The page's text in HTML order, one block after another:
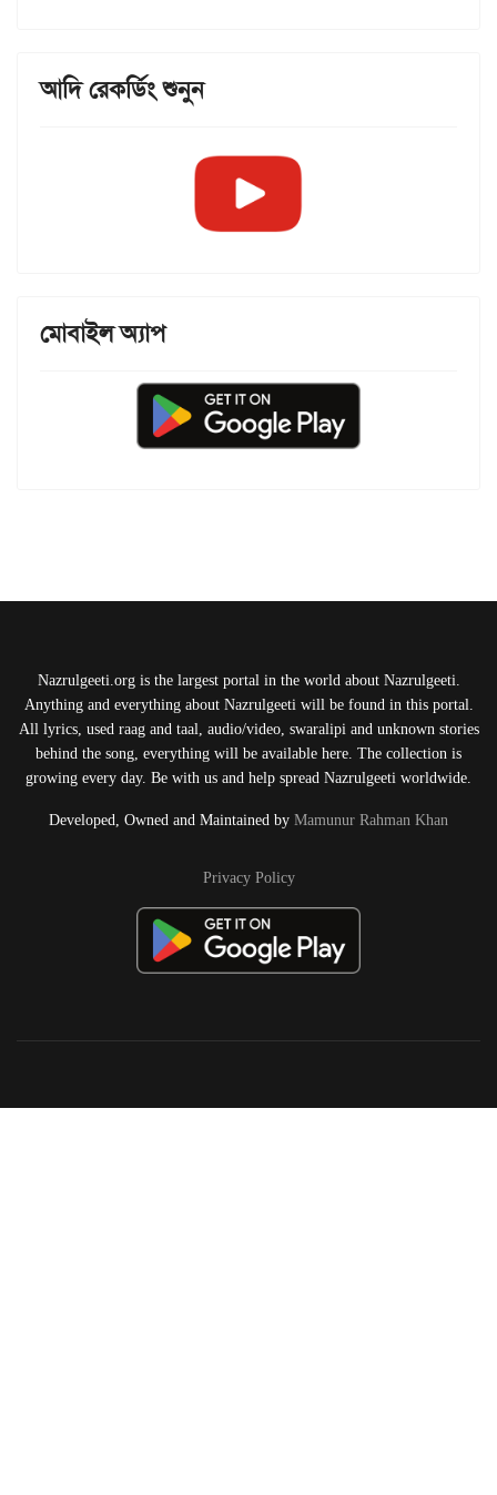
আদি রেকর্ডিং শুনুন
মোবাইল অ্যাপ
Nazrulgeeti.org is the largest portal in the world about Nazrulgeeti.
Anything and everything about Nazrulgeeti will be found in this portal.
All lyrics, used raag and taal, audio/video, swaralipi and unknown stories
behind the song, everything will be available here. The collection is
growing every day. Be with us and help spread Nazrulgeeti worldwide.
Developed, Owned and Maintained by Mamunur Rahman Khan
Privacy Policy